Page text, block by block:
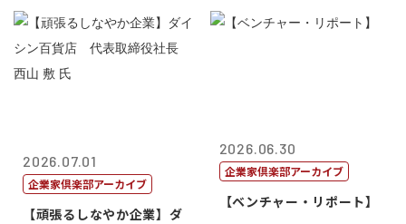
2026.07.01
企業家倶楽部アーカイブ
【頑張るしなやか企業】ダ
2026.06.30
企業家倶楽部アーカイブ
【ベンチャー・リポート】